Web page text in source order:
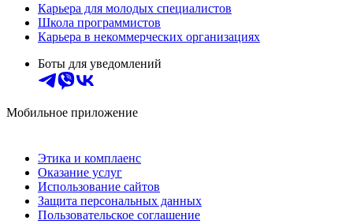
Карьера для молодых специалистов
Школа программистов
Карьера в некоммерческих организациях
Боты для уведомлений
Мобильное приложение
Этика и комплаенс
Оказание услуг
Использование сайтов
Защита персональных данных
Пользовательское соглашение